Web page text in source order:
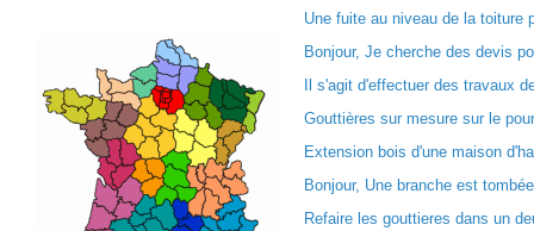
Une fuite au niveau de la toiture
Bonjour, Je cherche des devis
Il s'agit d'effectuer des travaux
Gouttières sur mesure sur le
Extension bois d'une maison
Bonjour, Une branche est
Refaire les gouttieres dans un